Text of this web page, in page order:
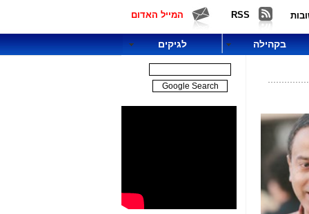
RSS המייל האדום
בקהילה לגיקים